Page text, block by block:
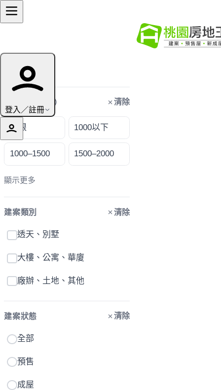
登入／註冊
篩選條件
購屋預算（萬） 清除
不限 1000以下
1000–1500 1500–2000
顯示更多
建案類別 清除
透天、別墅
大樓、公寓、華廈
廠辦、土地、其他
建案狀態 清除
全部
預售
成屋